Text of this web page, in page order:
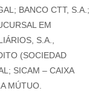
BANCO CTT, S.A.;
EM
S.A.,
(SOCIEDAD
SICAM – CAIXA
MÚTUO.